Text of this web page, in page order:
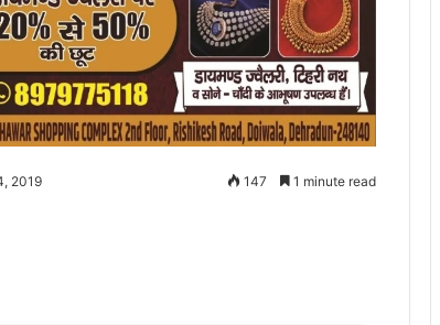
2019 147 1 minute read